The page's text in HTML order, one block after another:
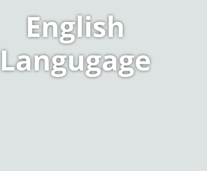
English
Langugage